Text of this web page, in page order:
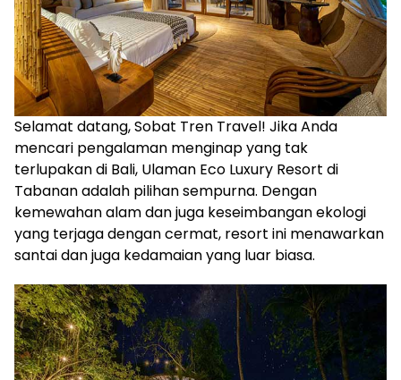
Selamat datang, Sobat Tren Travel! Jika Anda
mencari pengalaman menginap yang tak
terlupakan di Bali, Ulaman Eco Luxury Resort di
Tabanan adalah pilihan sempurna. Dengan
kemewahan alam dan juga keseimbangan ekologi
yang terjaga dengan cermat, resort ini menawarkan
santai dan juga kedamaian yang luar biasa.